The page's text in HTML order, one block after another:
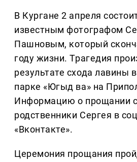
В Кургане 2 апреля
известным фотографом
Пашновым, который
году жизни. Трагедия
результате схода лавины
парке «Югыд ва» на
Информацию о прощании
родственники Сергея в
«Вконтакте».
Церемония прощания